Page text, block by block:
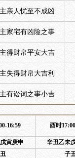
主亲人忧至不成凶
主家宅有凶险之事
主得财帛平安大吉
主失得财帛大吉利
主有讼词之事小吉
16:59 酉时
寅庚申 辛丑乙未
子